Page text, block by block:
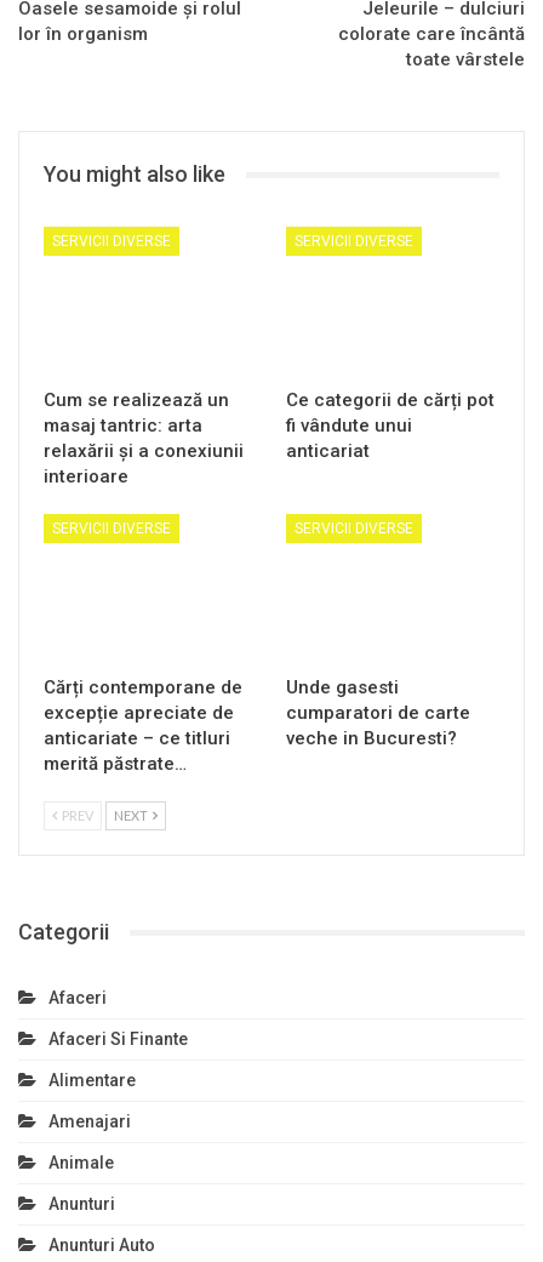
Oasele sesamoide și rolul
lor în organism
Jeleurile – dulciuri
colorate care încântă
toate vârstele
You might also like
SERVICII DIVERSE
Cum se realizează un
masaj tantric: arta
relaxării și a conexiunii
interioare
SERVICII DIVERSE
Ce categorii de cărți pot
fi vândute unui
anticariat
SERVICII DIVERSE
Cărți contemporane de
excepție apreciate de
anticariate – ce titluri
merită păstrate…
SERVICII DIVERSE
Unde gasesti
cumparatori de carte
veche in Bucuresti?
PREV NEXT
Categorii
Afaceri
Afaceri Si Finante
Alimentare
Amenajari
Animale
Anunturi
Anunturi Auto